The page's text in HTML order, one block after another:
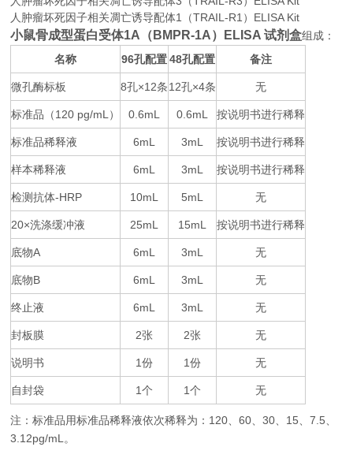
人肿瘤坏死因子相关凋亡诱导配体1（TRAIL-R1）ELISA Kit
小鼠骨成型蛋白受体1A（BMPR-1A）ELISA 试剂盒组成：
名称
96孔配置 48孔配置 备注
微孔酶标板 8孔×12条 12孔×4条 无
标准品（120 pg/mL ） 0.6mL 0.6mL 按说明书进行稀释
标准品稀释液 6mL 3mL 按说明书进行稀释
样本稀释液 6mL 3mL 按说明书进行稀释
检测抗体-HRP 10mL 5mL 无
20×洗涤缓冲液 25mL 15mL 按说明书进行稀释
底物A 6mL 3mL 无
底物B 6mL 3mL 无
终止液 6mL 3mL 无
封板膜 2张 2张 无
说明书 1份 1份 无
自封袋 1个 1个 无
注：标准品用标准品稀释液依次稀释为： 120、60、30、 15、7.5、
3.12pg/mL 。